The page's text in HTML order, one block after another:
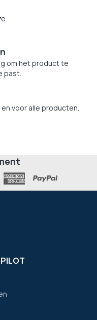
om het product te
past.
voor alle producten.